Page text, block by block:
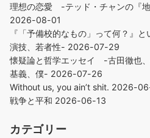
理想の恋愛 -テッド・チャンの『
2026-08-01
『「予備校的なもの」って何？』
演技、若者性- 2026-07-29
懐疑論と哲学エッセイ -古田徹也
基義、僕- 2026-07-26
Without us, you ain’t shit. 2026-
戦争と平和 2026-06-13
カテゴリー